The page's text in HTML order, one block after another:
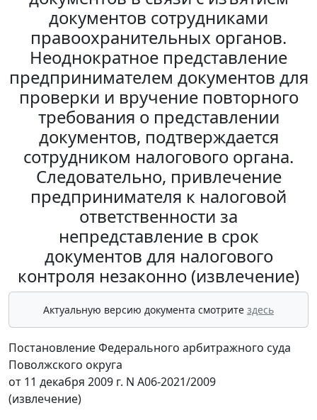
документов сотрудниками
правоохранительных органов.
Неоднократное представление
предпринимателем документов для
проверки и вручение повторного
требования о представлении
документов, подтверждается
сотрудником налогового органа.
Следовательно, привлечение
предпринимателя к налоговой
ответственности за
непредставление в срок
документов для налогового
контроля незаконно (извлечение)
Актуальную версию документа смотрите здесь
Постановление Федерального арбитражного суда
Поволжского округа
от 11 декабря 2009 г. N А06-2021/2009
(извлечение)